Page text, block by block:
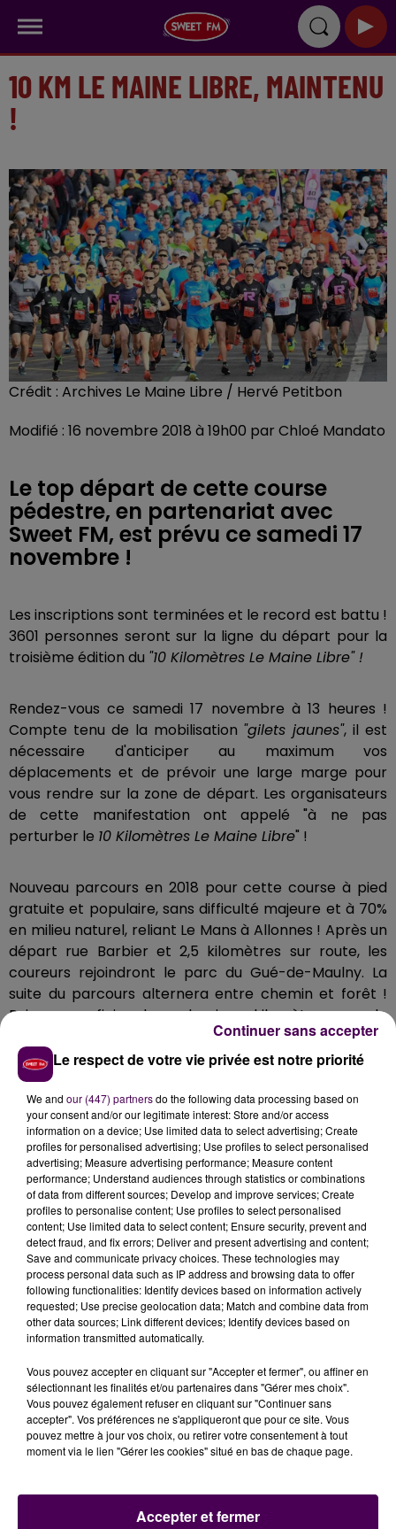
10 KM LE MAINE LIBRE, MAINTENU
!
Crédit : Archives Le Maine Libre / Hervé Petitbon
Modifié : 16 novembre 2018 à 19h00 par Chloé Mandato
Le top départ de cette course
pédestre, en partenariat avec
Sweet FM, est prévu ce samedi 17
novembre !
Les inscriptions sont terminées et le record est battu !
3601 personnes seront sur la ligne du départ pour la
troisième édition du "10 Kilomètres Le Maine Libre" !
Rendez-vous ce samedi 17 novembre à 13 heures !
Compte tenu de la mobilisation "gilets jaunes", il est
nécessaire d'anticiper au maximum vos
déplacements et de prévoir une large marge pour
vous rendre sur la zone de départ. Les organisateurs
de cette manifestation ont appelé "à ne pas
perturber le 10 Kilomètres Le Maine Libre" !
Nouveau parcours en 2018 pour cette course à pied
gratuite et populaire, sans difficulté majeure et à 70%
en milieu naturel, reliant Le Mans à Allonnes ! Après un
départ rue Barbier et 2,5 kilomètres sur route, les
coureurs rejoindront le parc du Gué-de-Maulny. La
suite du parcours alternera entre chemin et forêt !
Puis, pour finir, deux derniers kilomètres sur le
L'équipe de Sweet FM sera présente le Jour J : les plus
sportifs se donnent rendez-vous sur la ligne du
départ, les autres vous feront vivre le"10 kilomètres Le
Maine Libre"sur les réseaux sociaux de la radio
(Facebook, Twitter, Instagram et Snapchat) ! Par
ailleurs, des guides d’allures du LMA 72 seront à vos
côtés de 40 minutes à 1 heure. En étant à leurs côtés,
vous bénéficierez d’une course en musique grâce au
son de SWEET FM présent dans leur petit sac à dos !
Pour plus d'informations, rendez-vous sur la page
Facebook de l'événement en cliquant ici !
Le respect de votre vie privée est notre priorité
We and our (447) partnersdo the following data processing based on
your consent and/or our legitimate interest: Store and/or access
information on a device; Use limited data to select advertising; Create
profiles for personalised advertising; Use profiles to select personalised
advertising; Measure advertising performance; Measure content
performance; Understand audiences through statistics or combinations
of data from different sources; Develop and improve services; Create
profiles to personalise content; Use profiles to select personalised
content; Use limited data to select content; Ensure security, prevent and
detect fraud, and fix errors; Deliver and present advertising and content;
Save and communicate privacy choices. These technologies may
process personal data such as IP address and browsing data to offer
following functionalities: Identify devices based on information actively
requested; Use precise geolocation data; Match and combine data from
other data sources; Link different devices; Identify devices based on
information transmitted automatically.
Vous pouvez accepter en cliquant sur "Accepter et fermer", ou affiner en
sélectionnant les finalités et/ou partenaires dans "Gérer mes choix".
Vous pouvez également refuser en cliquant sur "Continuer sans
accepter". Vos préférences ne s'appliqueront que pour ce site. Vous
pouvez mettre à jour vos choix, ou retirer votre consentement à tout
moment via le lien "Gérer les cookies" situé en bas de chaque page.
Accepter et fermer
Continuer sans accepter